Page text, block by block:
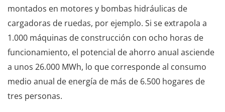
montados en motores y bombas hidráulicas de
cargadoras de ruedas, por ejemplo. Si se extrapola a
1.000 máquinas de construcción con ocho horas de
funcionamiento, el potencial de ahorro anual asciende
a unos 26.000 MWh, lo que corresponde al consumo
medio anual de energía de más de 6.500 hogares de
tres personas.